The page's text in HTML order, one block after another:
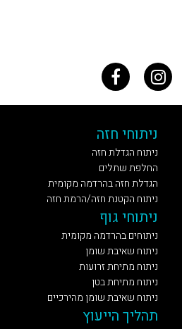
ניתוחי חזה
ניתוח הגדלת חזה
החלפת שתלים
הגדלת חזה בהרדמה מקומית
ניתוח הקטנת חזה/הרמת חזה
ניתוחי גוף
ניתוחים בהרדמה מקומית
ניתוח שאיבת שומן
ניתוח מתיחת זרועות
ניתוח מתיחת בטן
ניתוח שאיבת שומן מהירכיים
תהליך הייעוץ